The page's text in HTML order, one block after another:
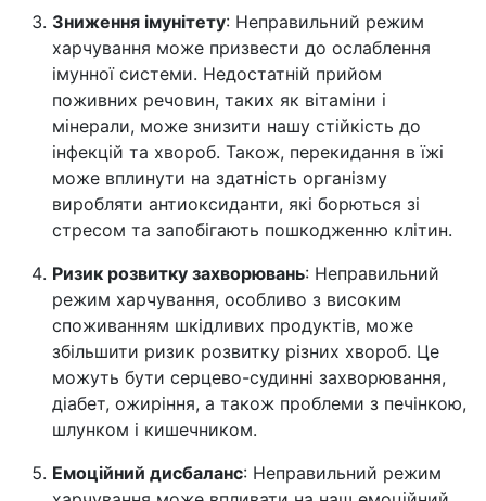
Зниження імунітету: Неправильний режим
харчування може призвести до ослаблення
імунної системи. Недостатній прийом
поживних речовин, таких як вітаміни і
мінерали, може знизити нашу стійкість до
інфекцій та хвороб. Також, перекидання в їжі
може вплинути на здатність організму
виробляти антиоксиданти, які борються зі
стресом та запобігають пошкодженню клітин.
Ризик розвитку захворювань: Неправильний
режим харчування, особливо з високим
споживанням шкідливих продуктів, може
збільшити ризик розвитку різних хвороб. Це
можуть бути серцево-судинні захворювання,
діабет, ожиріння, а також проблеми з печінкою,
шлунком і кишечником.
Емоційний дисбаланс: Неправильний режим